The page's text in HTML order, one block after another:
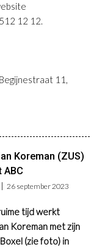
12 12.
11,
Koreman (ZUS)
ABC
26 september 2023
tijd werkt
Koreman met zijn
(zie foto) in